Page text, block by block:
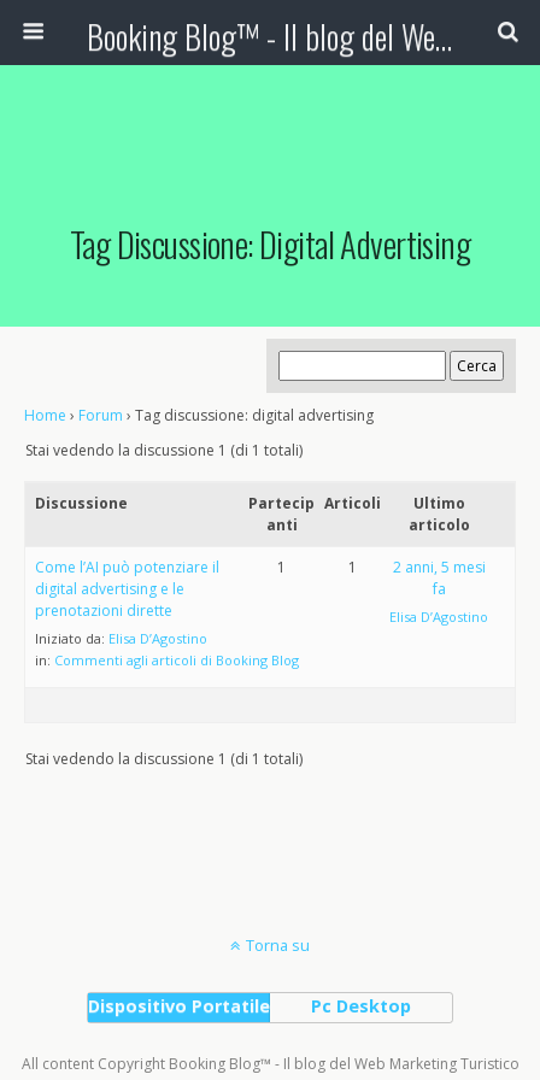
Booking Blog™ - Il blog del Web Marketing Turistico
Tag Discussione: Digital Advertising
Home › Forum › Tag discussione: digital advertising
Stai vedendo la discussione 1 (di 1 totali)
Discussione
Partecip
anti
Articoli
Ultimo
articolo
Come l’AI può potenziare il
digital advertising e le
prenotazioni dirette
Iniziato da: Elisa D’Agostino
in: Commenti agli articoli di Booking Blog
1 1
2 anni, 5 mesi
fa
Elisa D’Agostino
Stai vedendo la discussione 1 (di 1 totali)
Torna su
Dispositivo Portatile Pc Desktop
All content Copyright Booking Blog™ - Il blog del Web Marketing Turistico